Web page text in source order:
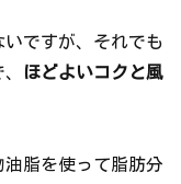
ですが、それでも
ほどよいコクと風
脂を使って脂肪分